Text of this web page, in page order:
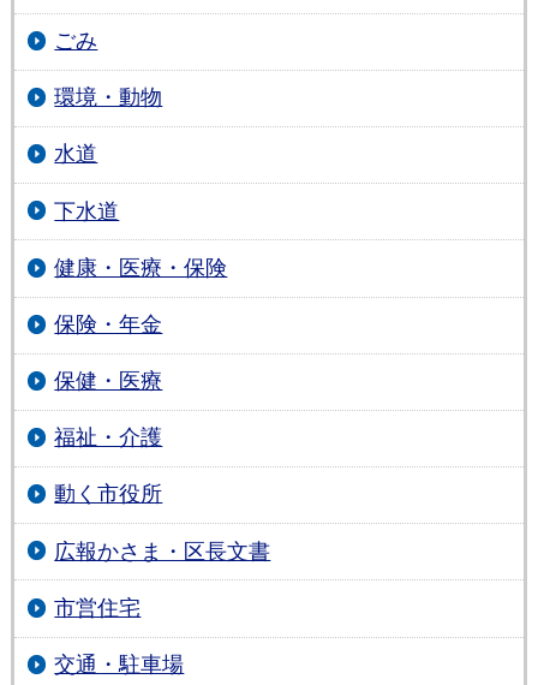
ごみ
環境・動物
水道
下水道
健康・医療・保険
保険・年金
保健・医療
福祉・介護
動く市役所
広報かさま・区長文書
市営住宅
交通・駐車場